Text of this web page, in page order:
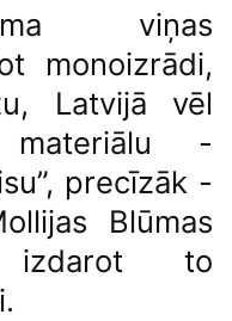
viņas
monoizrādi,
Latvijā vēl
materiālu -
precīzāk -
Blūmas
izdarot to